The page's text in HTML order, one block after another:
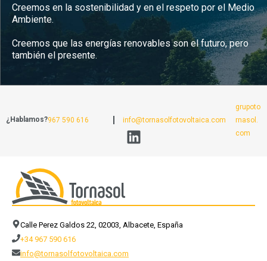
Creemos en la sostenibilidad y en el respeto por el Medio
Ambiente.
Creemos que las energías renovables son el futuro, pero
también el presente.
¿Hablamos?967 590 616 info@tornasolfotovoltaica.com
grupoto
rnasol.
com
Calle Perez Galdos 22, 02003, Albacete, España
+34 967 590 616
info@tornasolfotovoltaica.com